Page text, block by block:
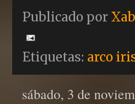
Publicado por
Etiquetas: arco
sábado, 3 de